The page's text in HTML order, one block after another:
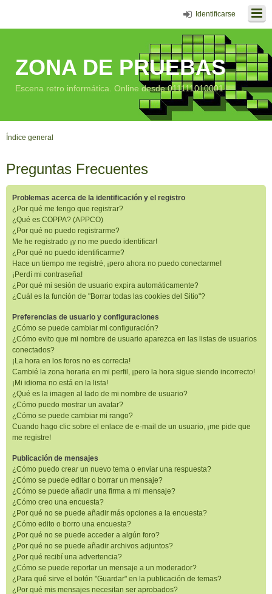
Identificarse
ZONA DE PRUEBAS
Escena retro informática. Online desde 011111010001
Índice general
Preguntas Frecuentes
Problemas acerca de la identificación y el registro
¿Por qué me tengo que registrar?
¿Qué es COPPA? (APPCO)
¿Por qué no puedo registrarme?
Me he registrado ¡y no me puedo identificar!
¿Por qué no puedo identificarme?
Hace un tiempo me registré, ¡pero ahora no puedo conectarme!
¡Perdí mi contraseña!
¿Por qué mi sesión de usuario expira automáticamente?
¿Cuál es la función de "Borrar todas las cookies del Sitio"?
Preferencias de usuario y configuraciones
¿Cómo se puede cambiar mi configuración?
¿Cómo evito que mi nombre de usuario aparezca en las listas de usuarios
conectados?
¡La hora en los foros no es correcta!
Cambié la zona horaria en mi perfil, ¡pero la hora sigue siendo incorrecto!
¡Mi idioma no está en la lista!
¿Qué es la imagen al lado de mi nombre de usuario?
¿Cómo puedo mostrar un avatar?
¿Cómo se puede cambiar mi rango?
Cuando hago clic sobre el enlace de e-mail de un usuario, ¡me pide que
me registre!
Publicación de mensajes
¿Cómo puedo crear un nuevo tema o enviar una respuesta?
¿Cómo se puede editar o borrar un mensaje?
¿Cómo se puede añadir una firma a mi mensaje?
¿Cómo creo una encuesta?
¿Por qué no se puede añadir más opciones a la encuesta?
¿Cómo edito o borro una encuesta?
¿Por qué no se puede acceder a algún foro?
¿Por qué no se puede añadir archivos adjuntos?
¿Por qué recibí una advertencia?
¿Cómo se puede reportar un mensaje a un moderador?
¿Para qué sirve el botón "Guardar" en la publicación de temas?
¿Por qué mis mensajes necesitan ser aprobados?